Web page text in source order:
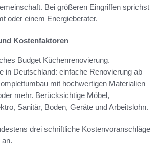
Bei größeren Eingriffen sprichst
oder einem Energieberater.
Kostenfaktoren
Budget Küchenrenovierung.
in Deutschland: einfache Renovierung ab
mit hochwertigen Materialien
mehr. Berücksichtige Möbel,
Sanitär, Boden, Geräte und Arbeitslohn.
drei schriftliche Kostenvoranschläge